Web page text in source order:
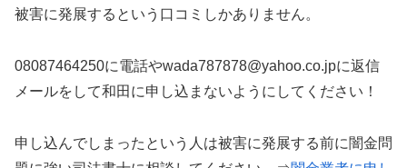
被害に発展するという口コミしかありません。
08087464250に電話やwada787878@yahoo.co.jpに返信
メールをして和田に申し込まないようにしてください！
申し込んでしまったという人は被害に発展する前に闇金問